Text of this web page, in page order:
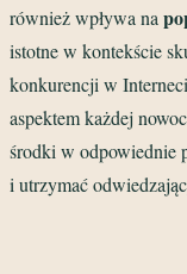
również wpływa na
istotne w kontekście
konkurencji w
aspektem każdej
środki w odpowiednie
i utrzymać